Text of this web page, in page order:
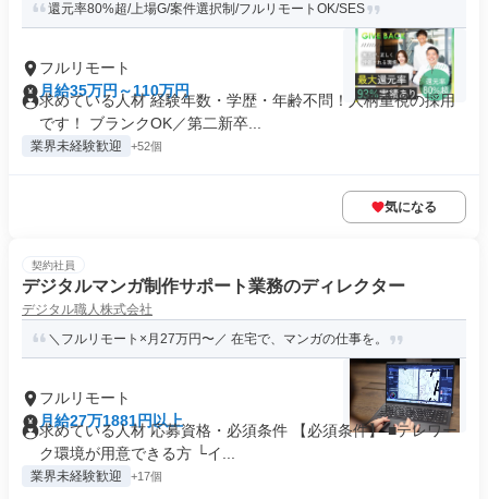
還元率80%超/上場G/案件選択制/フルリモートOK/SES
フルリモート
月給35万円～110万円
求めている人材 経験年数・学歴・年齢不問！人柄重視の採用
です！ ブランクOK／第二新卒...
業界未経験歓迎 +52個
気になる
契約社員
デジタルマンガ制作サポート業務のディレクター
デジタル職人株式会社
＼フルリモート×月27万円〜／ 在宅で、マンガの仕事を。
フルリモート
月給27万1881円以上
求めている人材 応募資格・必須条件 【必須条件】 ■テレワー
ク環境が用意できる方 └イ...
業界未経験歓迎 +17個